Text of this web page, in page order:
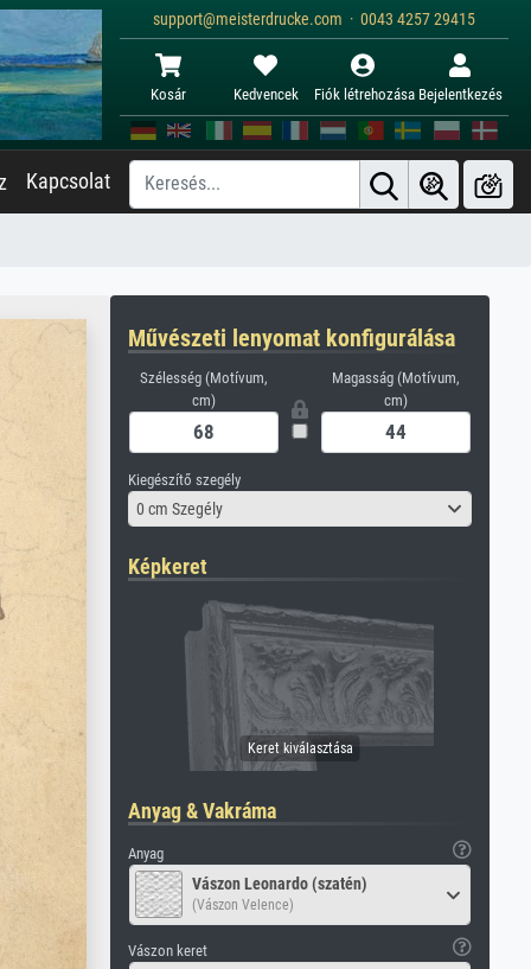
support@meisterdrucke.com · 0043 4257 29415
Kosár Kedvencek Fiók létrehozása Bejelentkezés
Kapcsolat
Művészeti lenyomat konfigurálása
Szélesség (Motívum,
cm)
Magasság (Motívum,
cm)
Kiegészítő szegély
0 cm Szegély
Képkeret
Anyag & Vakráma
Anyag
Vászon Leonardo (szatén)
(Vászon Velence)
Vászon keret